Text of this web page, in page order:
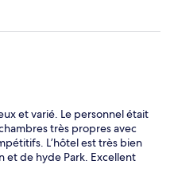
et varié. Le personnel était
très propres avec
L’hôtel est très bien
et de hyde Park. Excellent